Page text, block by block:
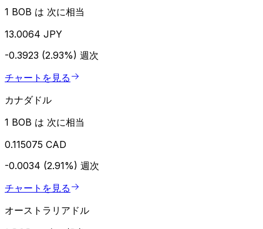
1 BOB は 次に相当
13.0064 JPY
-0.3923 (2.93%) 週次
チャートを見る
カナダドル
1 BOB は 次に相当
0.115075 CAD
-0.0034 (2.91%) 週次
チャートを見る
オーストラリアドル